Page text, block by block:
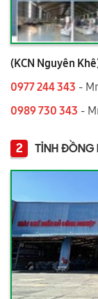
(KCN Nguyên
0977 244 343 -
0989 730 343 -
2 TỈNH ĐỒNG